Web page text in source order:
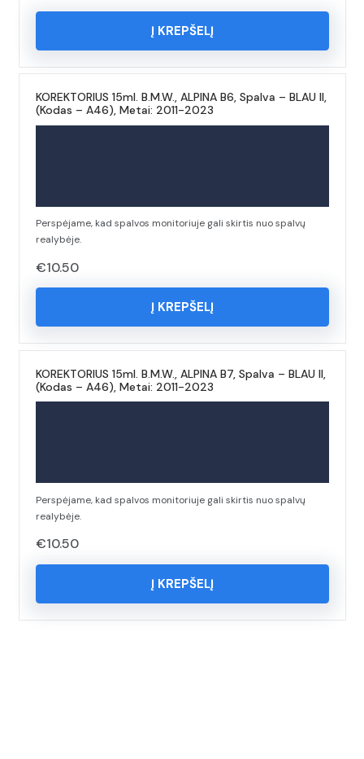
Į KREPŠELĮ
KOREKTORIUS 15ml. B.M.W., ALPINA B6, Spalva – BLAU II,
(Kodas – A46), Metai: 2011-2023
Perspėjame, kad spalvos monitoriuje gali skirtis nuo spalvų
realybėje.
€10.50
Į KREPŠELĮ
KOREKTORIUS 15ml. B.M.W., ALPINA B7, Spalva – BLAU II,
(Kodas – A46), Metai: 2011-2023
Perspėjame, kad spalvos monitoriuje gali skirtis nuo spalvų
realybėje.
€10.50
Į KREPŠELĮ